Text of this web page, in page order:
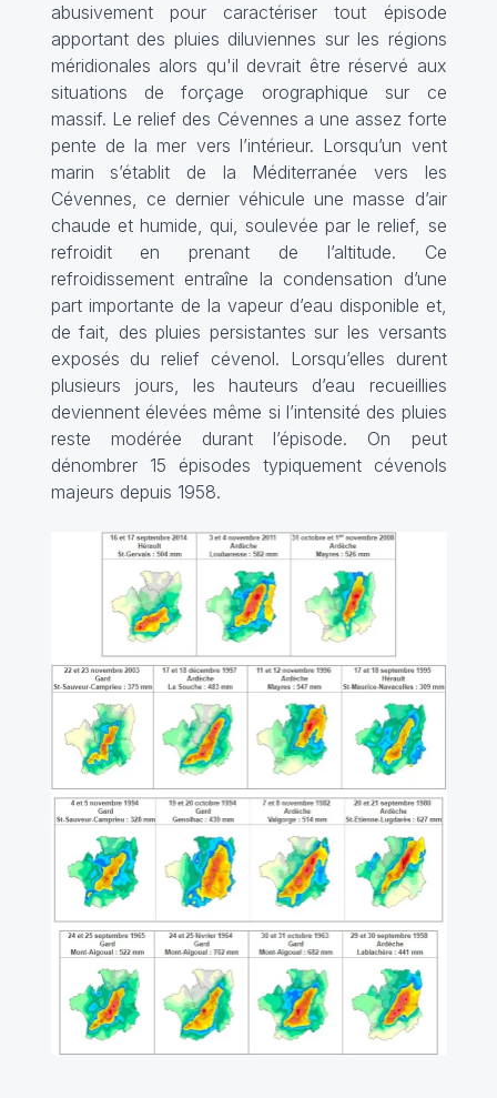
abusivement pour caractériser tout épisode
apportant des pluies diluviennes sur les régions
méridionales alors qu'il devrait être réservé aux
situations de forçage orographique sur ce
massif. Le relief des Cévennes a une assez forte
pente de la mer vers l’intérieur. Lorsqu’un vent
marin s’établit de la Méditerranée vers les
Cévennes, ce dernier véhicule une masse d’air
chaude et humide, qui, soulevée par le relief, se
refroidit en prenant de l’altitude. Ce
refroidissement entraîne la condensation d’une
part importante de la vapeur d’eau disponible et,
de fait, des pluies persistantes sur les versants
exposés du relief cévenol. Lorsqu’elles durent
plusieurs jours, les hauteurs d’eau recueillies
deviennent élevées même si l’intensité des pluies
reste modérée durant l’épisode. On peut
dénombrer 15 épisodes typiquement cévenols
majeurs depuis 1958.